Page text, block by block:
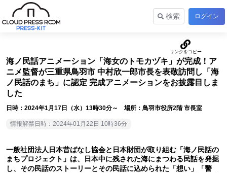
検索 ログイン
海ノ民話アニメーション「海女のトモカヅキ」が完成！ア
ニメ監督が三重県鳥羽市 中村欣一郎市長を表敬訪問し「海
ノ民話のまち」に認定 完成アニメーションをお披露目しま
した
日時：2024年1月17日（水）13時30分～ 場所：鳥羽市役所2階 市長室
情報解禁日時：2024年01月22日 10時36分
一般社団法人日本昔ばなし協会と日本財団が取り組む「海ノ民話の
まちプロジェクト」は、日本中に残された海にまつわる民話を発掘
し、その民話のストーリーとその民話に込められた「想い」「警